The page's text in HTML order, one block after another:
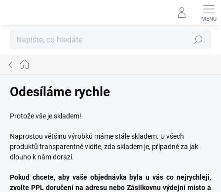
Hledat
Domů
Odesíláme rychle
Protože vše je skladem!
Naprostou většinu výrobků máme stále skladem. U všech
produktů transparentně vidíte, zda skladem je, případně za jak
dlouho k nám dorazí.
Pokud chcete, aby vaše objednávka byla u vás co nejrychleji,
zvolte PPL doručení na adresu nebo Zásilkovnu výdejní místo a